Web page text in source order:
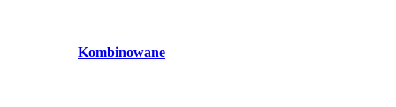
Kombinowane